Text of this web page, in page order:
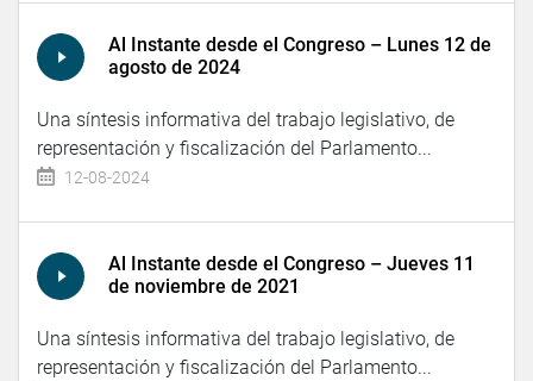
Al Instante desde el Congreso – Lunes 12 de
agosto de 2024
Una síntesis informativa del trabajo legislativo, de
representación y fiscalización del Parlamento...
12-08-2024
Al Instante desde el Congreso – Jueves 11
de noviembre de 2021
Una síntesis informativa del trabajo legislativo, de
representación y fiscalización del Parlamento...